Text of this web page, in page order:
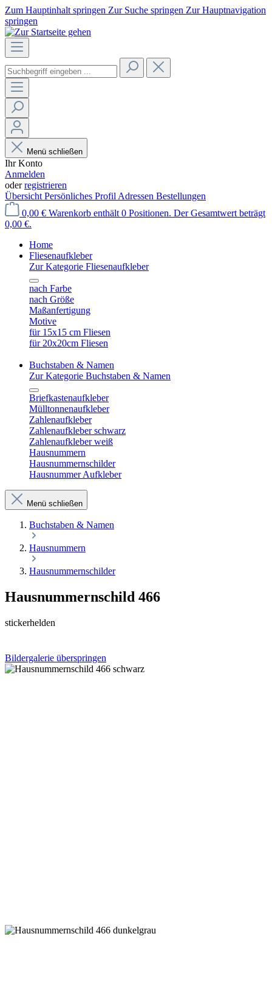
Zum Hauptinhalt springen Zur Suche springen Zur Hauptnavigation
springen
Menü schließen
Ihr Konto
Anmelden
oderregistrieren
Übersicht Persönliches Profil Adressen Bestellungen
0,00 € Warenkorb enthält 0 Positionen. Der Gesamtwert beträgt
0,00 €.
Home
Fliesenaufkleber
Zur Kategorie Fliesenaufkleber
nach Farbe
nach Größe
Maßanfertigung
Motive
für 15x15 cm Fliesen
für 20x20cm Fliesen
Buchstaben & Namen
Zur Kategorie Buchstaben & Namen
Briefkastenaufkleber
Mülltonnenaufkleber
Zahlenaufkleber
Zahlenaufkleber schwarz
Zahlenaufkleber weiß
Hausnummern
Hausnummernschilder
Hausnummer Aufkleber
Menü schließen
Buchstaben & Namen
Hausnummern
Hausnummernschilder
Hausnummernschild 466
stickerhelden
Bildergalerie überspringen